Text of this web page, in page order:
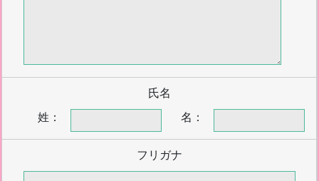
氏名
姓：
名：
フリガナ